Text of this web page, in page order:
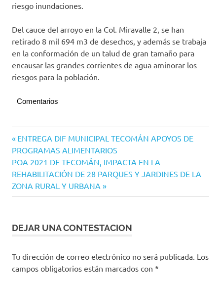
riesgo inundaciones.
Del cauce del arroyo en la Col. Miravalle 2, se han
retirado 8 mil 694 m3 de desechos, y además se trabaja
en la conformación de un talud de gran tamaño para
encausar las grandes corrientes de agua aminorar los
riesgos para la población.
Comentarios
Navegación
de
entradas
Entrada
anterior:
ENTREGA DIF MUNICIPAL TECOMÁN APOYOS DE
PROGRAMAS ALIMENTARIOS
Siguiente
entrada:
POA 2021 DE TECOMÁN, IMPACTA EN LA
REHABILITACIÓN DE 28 PARQUES Y JARDINES DE LA
ZONA RURAL Y URBANA
DEJAR UNA CONTESTACION
Tu dirección de correo electrónico no será publicada. Los
campos obligatorios están marcados con *